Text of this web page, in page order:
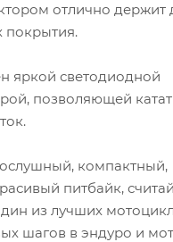
отлично держит
покрытия.
яркой светодиодной
позволяющей
компактный,
питбайк,
из лучших
шагов в эндуро и